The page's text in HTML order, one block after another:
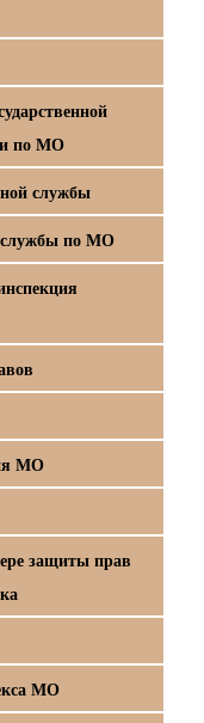
по МО
службы
службы по МО
МО
защиты прав
МО